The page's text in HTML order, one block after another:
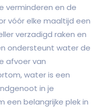
verminderen en de
vóór elke maaltijd een
verzadigd raken en
ondersteunt water de
afvoer van
water is een
in je
belangrijke plek in